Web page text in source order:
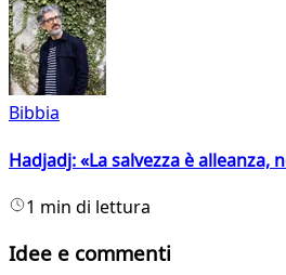
Bibbia
Hadjadj: «La salvezza è alleanza,
1 min di lettura
Idee e commenti